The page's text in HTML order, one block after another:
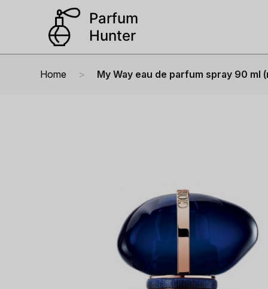
Home My Way eau de parfum spray 90 ml